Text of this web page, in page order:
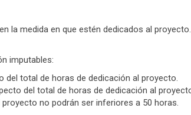
la medida en que estén dedicados al
imputables:
del total de horas de dedicación al proyecto.
del total de horas de dedicación al
no podrán ser inferiores a 50 horas.